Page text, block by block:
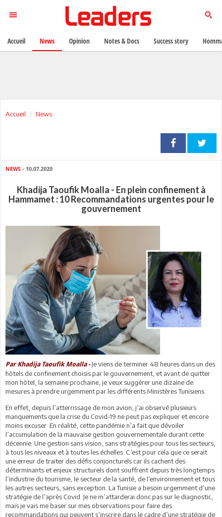
Accueil News
NEWS - 10.07.2020
Khadija Taoufik Moalla - En plein confinement à
Hammamet : 10 Recommandations urgentes pour le
gouvernement
Par Khadija Taoufik Moalla -Je viens de terminer 48 heures dans un des
hôtels de confinement choisis par le gouvernement, et avant de quitter
mon hôtel, la semaine prochaine, je veux suggérer une dizaine de
mesures à prendre urgemment par les différents Ministères Tunisiens.
En effet, depuis l’atterrissage de mon avion, j’ai observé plusieurs
manquements que la crise du Covid-19 ne peut pas expliquer et encore
moins excuser. En réalité, cette pandémie n’a fait que dévoiler
l’accumulation de la mauvaise gestion gouvernementale durant cette
décennie. Une gestion sans vision, sans stratégies pour tous les secteurs,
à tous les niveaux et à toutes les échelles. C’est pour cela que ce serait
une erreur de traiter des défis conjoncturels car ils cachent des
déterminants et enjeux structurels dont souffrent depuis très longtemps
l’industrie du tourisme, le secteur de la santé, de l’environnement et tous
les autres secteurs, sans exception. La Tunisie a besoin urgemment d’une
stratégie de l’après Covid. Je ne m’attarderai donc pas sur le diagnostic,
mais je vais me baser sur mes observations pour faire des
recommandations qui peuvent s’inscrire dans le cadre d’une stratégie de
Accueil News Opinion Notes & Docs Success story